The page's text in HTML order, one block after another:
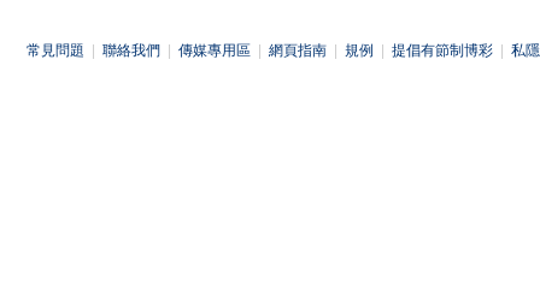
常見問題 聯絡我們 傳媒專用區 網頁指南 規例 提倡有節制博彩 私